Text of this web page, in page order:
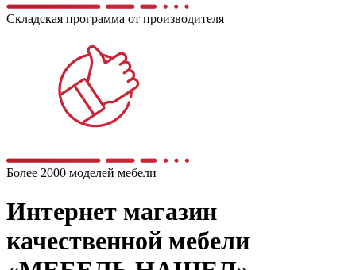
Складская программа от производителя
Более 2000 моделей мебели
Интернет магазин
качественной мебели